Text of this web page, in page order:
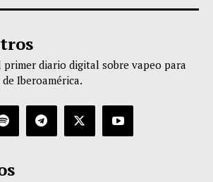
primer diario digital sobre vapeo para
Iberoamérica.